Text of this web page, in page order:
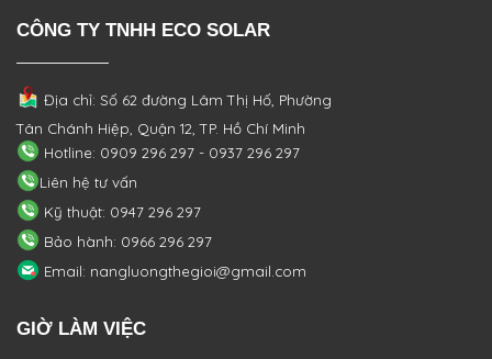
CÔNG TY TNHH ECO SOLAR
Địa chỉ: Số 62 đường Lâm Thị Hố, Phường
Tân Chánh Hiệp, Quận 12, TP. Hồ Chí Minh
Hotline: 0909 296 297 - 0937 296 297
Liên hệ tư vấn
Kỹ thuật: 0947 296 297
Bảo hành: 0966 296 297
Email: nangluongthegioi@gmail.com
GIỜ LÀM VIỆC